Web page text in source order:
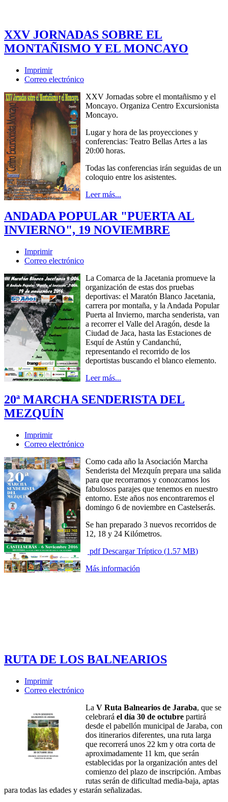
XXV JORNADAS SOBRE EL
MONTAÑISMO Y EL MONCAYO
Imprimir
Correo electrónico
XXV Jornadas sobre el montañismo y el
Moncayo. Organiza Centro Excursionista
Moncayo.
Lugar y hora de las proyecciones y
conferencias: Teatro Bellas Artes a las
20:00 horas.
Todas las conferencias irán seguidas de un
coloquio entre los asistentes.
Leer más...
ANDADA POPULAR "PUERTA AL
INVIERNO", 19 NOVIEMBRE
Imprimir
Correo electrónico
La Comarca de la Jacetania promueve la
organización de estas dos pruebas
deportivas: el Maratón Blanco Jacetania,
carrera por montaña, y la Andada Popular
Puerta al Invierno, marcha senderista, van
a recorrer el Valle del Aragón, desde la
Ciudad de Jaca, hasta las Estaciones de
Esquí de Astún y Candanchú,
representando el recorrido de los
deportistas buscando el blanco elemento.
Leer más...
20ª MARCHA SENDERISTA DEL
MEZQUÍN
Imprimir
Correo electrónico
Como cada año la Asociación Marcha
Senderista del Mezquín prepara una salida
para que recorramos y conozcamos los
fabulosos parajes que tenemos en nuestro
entorno. Este años nos encontraremos el
domingo 6 de noviembre en Castelserás.
Se han preparado 3 nuevos recorridos de
12, 18 y 24 Kilómetros.
pdfDescargar Tríptico (1.57 MB)
Más información
RUTA DE LOS BALNEARIOS
Imprimir
Correo electrónico
La V Ruta Balnearios de Jaraba, que se
celebrará el día 30 de octubre partirá
desde el pabellón municipal de Jaraba, con
dos itinerarios diferentes, una ruta larga
que recorrerá unos 22 km y otra corta de
aproximadamente 11 km, que serán
establecidas por la organización antes del
comienzo del plazo de inscripción. Ambas
rutas serán de dificultad media-baja, aptas
para todas las edades y estarán señalizadas.